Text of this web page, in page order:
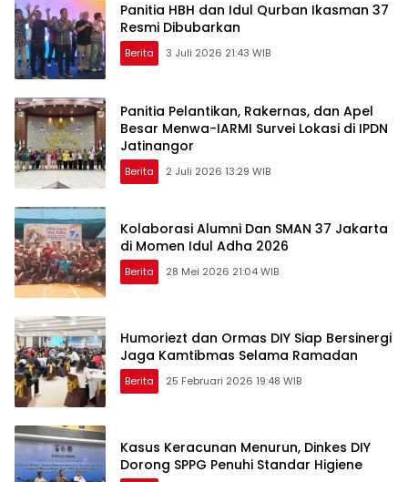
Panitia HBH dan Idul Qurban Ikasman 37
Resmi Dibubarkan
Berita 3 Juli 2026 21:43 WIB
Panitia Pelantikan, Rakernas, dan Apel
Besar Menwa-IARMI Survei Lokasi di IPDN
Jatinangor
Berita 2 Juli 2026 13:29 WIB
Kolaborasi Alumni Dan SMAN 37 Jakarta
di Momen Idul Adha 2026
Berita 28 Mei 2026 21:04 WIB
Humoriezt dan Ormas DIY Siap Bersinergi
Jaga Kamtibmas Selama Ramadan
Berita 25 Februari 2026 19:48 WIB
Kasus Keracunan Menurun, Dinkes DIY
Dorong SPPG Penuhi Standar Higiene